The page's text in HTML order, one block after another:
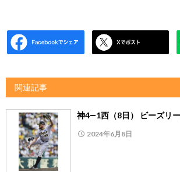
関連記事
神4―1西（8日） ビーズリ
2024年6月8日